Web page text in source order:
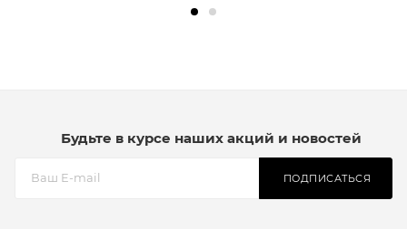
Будьте в курсе наших акций и новостей
ПОДПИСАТЬСЯ